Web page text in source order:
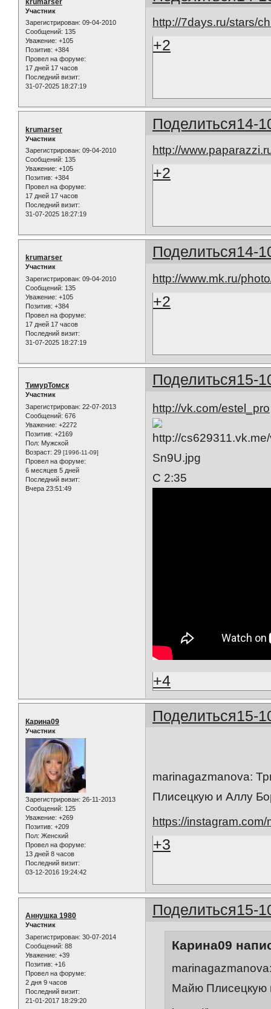
Участник
Зарегистрирован: 09-04-2010
Сообщений: 135
Уважение: +105
Позитив: +384
Провел на форуме:
17 дней 17 часов
Последний визит:
31-07-2025 18:27:19
http://7days.ru/stars/
+2
Поделиться14-
krumarser
Участник
Зарегистрирован: 09-04-2010
Сообщений: 135
Уважение: +105
Позитив: +384
Провел на форуме:
17 дней 17 часов
Последний визит:
31-07-2025 18:27:19
http://
+2
Поделиться14-
krumarser
Участник
Зарегистрирован: 09-04-2010
Сообщений: 135
Уважение: +105
Позитив: +384
Провел на форуме:
17 дней 17 часов
Последний визит:
31-07-2025 18:27:19
http://www.mk.ru/
+2
Поделиться15-
ТимурТомск
Участник
Зарегистрирован: 22-07-2013
Сообщений: 676
Уважение: +2272
Позитив: +2169
Пол: Мужской
Возраст: 29 [1996-11-09]
Провел на форуме:
6 месяцев 5 дней
Последний визит:
Вчера 23:51:49
http://vk.com/estel_pro
С 2:35
+4
Поделиться15-
Карина09
Участник
Зарегистрирован: 26-11-2013
Сообщений: 125
Уважение: +269
Позитив: +209
Пол: Женский
Провел на форуме:
13 дней 8 часов
Последний визит:
03-12-2016 19:24:42
marinagazmanova:
Плисецкую и Аллу
https://
+3
Поделиться15-
Аннушка 1980
Участник
Зарегистрирован: 30-07-2014
Сообщений: 88
Уважение: +39
Позитив: +16
Провел на форуме:
2 дня 9 часов
Последний визит:
21-01-2017 18:29:20
Карина09
Майю Плисецкую